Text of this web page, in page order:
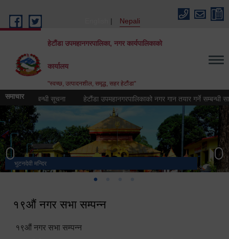
Nepali
हेटौंडा उपमहानगरपालिका, नगर कार्यपालिकाको
कार्यालय
"स्वच्छ, उत्पादनशील, समृद्ध, सहर हेटौंडा"
समाचार
सम्बन्धी सूचना हेटौंडा उपमहानगरपालिकाको नगर गान तयार गर्ने सम्बन्धी
भुटनदेवी मन्दिर
स्मारक
हेटौंडा उपमहानगरपालिका नगर कार्यपालिकाको कार्यालय
मनकामना डाँडाबाट देखिएको दृश्य
१९औं नगर सभा सम्पन्न
१९औं नगर सभा सम्पन्न